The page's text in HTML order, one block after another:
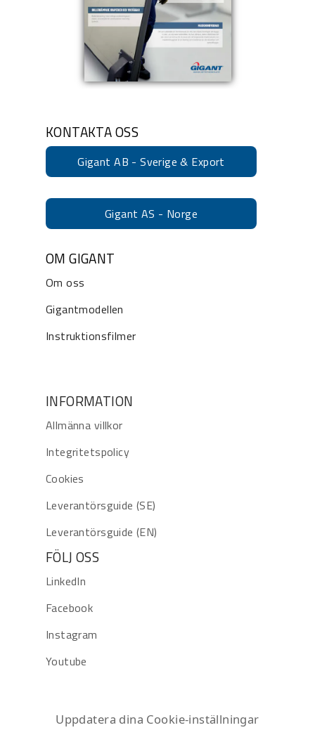
KONTAKTA OSS
Gigant AB - Sverige & Export
Gigant AS - Norge
OM GIGANT
Om oss
Gigantmodellen
Instruktionsfilmer
INFORMATION
Allmänna villkor
Integritetspolicy
Cookies
Leverantörsguide (SE)
Leverantörsguide (EN)
FÖLJ OSS
LinkedIn
Facebook
Instagram
Youtube
Uppdatera dina Cookie-inställningar